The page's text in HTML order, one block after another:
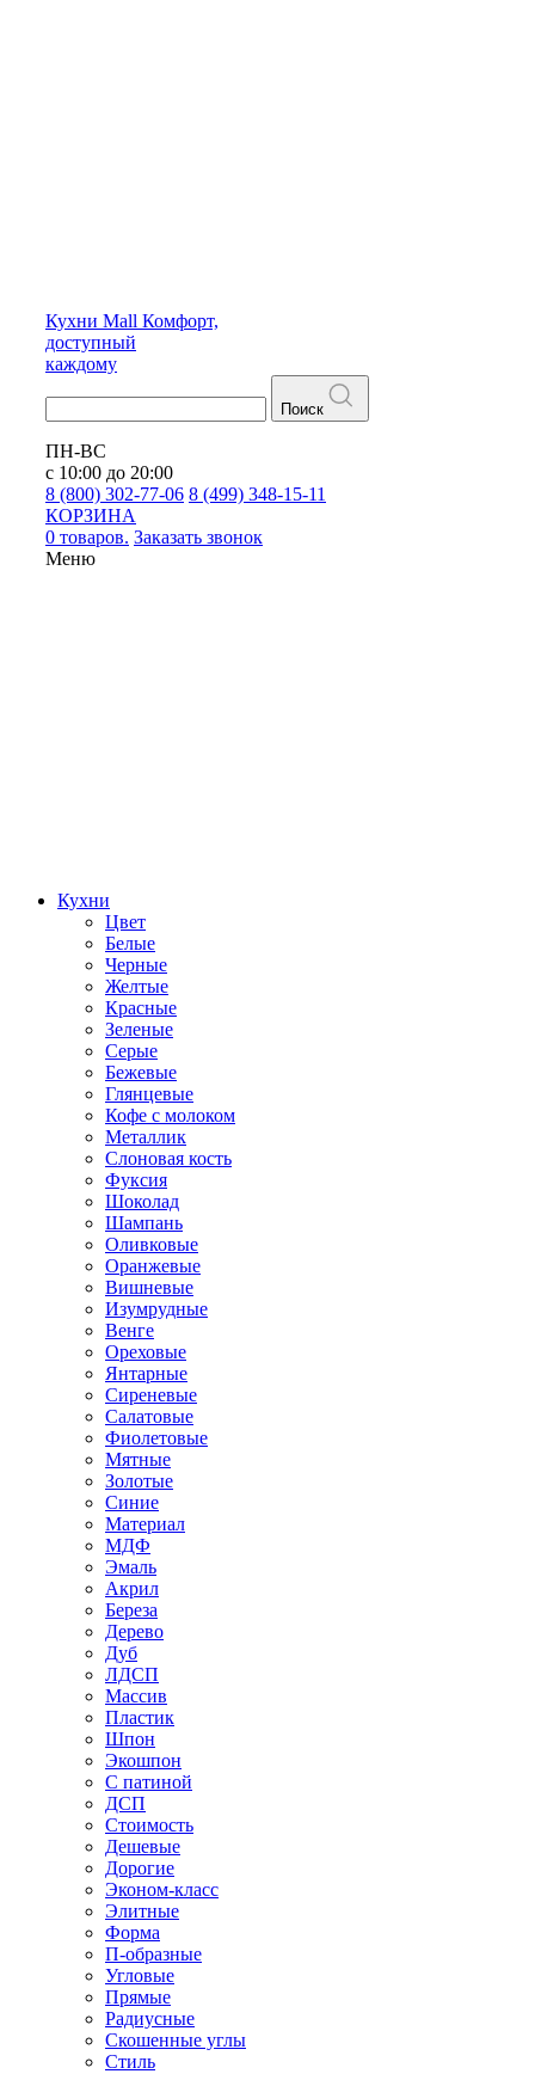
Кухни Mall Комфорт,
доступный
каждому
Поиск
ПН-ВС
с 10:00 до 20:00
8 (800) 302-77-06 8 (499) 348-15-11
КОРЗИНА
0 товаров. Заказать звонок
Меню
Кухни
Цвет
Белые
Черные
Желтые
Красные
Зеленые
Серые
Бежевые
Глянцевые
Кофе с молоком
Металлик
Слоновая кость
Фуксия
Шоколад
Шампань
Оливковые
Оранжевые
Вишневые
Изумрудные
Венге
Ореховые
Янтарные
Сиреневые
Салатовые
Фиолетовые
Мятные
Золотые
Синие
Материал
МДФ
Эмаль
Акрил
Береза
Дерево
Дуб
ЛДСП
Массив
Пластик
Шпон
Экошпон
С патиной
ДСП
Стоимость
Дешевые
Дорогие
Эконом-класс
Элитные
Форма
П-образные
Угловые
Прямые
Радиусные
Скошенные углы
Стиль